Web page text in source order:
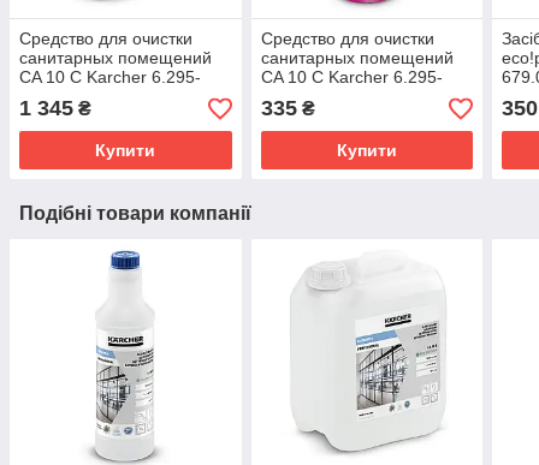
Средство для очистки
санитарных помещений
CA 10 C Karcher 6.295-
678.0
1 345 ₴
Купити
Средство для очистки
санитарных помещений
CA 10 C Karcher 6.295-
677.0
335₴
Купити
350
Подібні товари компанії